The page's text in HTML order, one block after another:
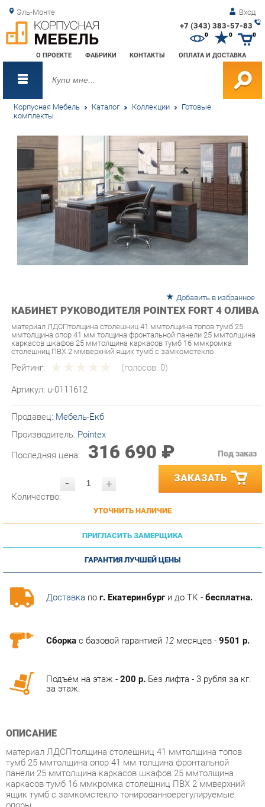
Эль-Монте Вход
+7 (343) 383-57-83
О ПРОЕКТЕ ФАБРИКИ КОНТАКТЫ ОПЛАТА И ДОСТАВКА
0 0
Корпусная Мебель Каталог Коллекции Готовые
комплекты
КАБИНЕТ РУКОВОДИТЕЛЯ POINTEX FORT 4 ОЛИВА
материал ЛДСПтолщина столешниц 41 ммтолщина топов тумб 25
ммтолщина опор 41 мм толщина фронтальной панели 25 ммтолщина
каркасов шкафов 25 ммтолщина каркасов тумб 16 ммкромка
столешниц ПВХ 2 ммверхний ящик тумб с замкомстекло
Рейтинг: (голосов:0)
Артикул: u-0111612
Производитель:Pointex
Последняя цена: 316 690 ₽
- ЗАКАЗАТЬ
УТОЧНИТЬ НАЛИЧИЕ
ПРИГЛАСИТЬ ЗАМЕРЩИКА
ГАРАНТИЯ ЛУЧШЕЙ ЦЕНЫ
Доставкапог. Екатеринбурги до ТК -бесплатна.
тумб 25 ммтолщина опор 41 мм толщина фронтальной
каркасов тумб 16 ммкромка столешниц ПВХ 2 ммверхний
ящик тумб с замкомстекло тонированноерегулируемые
опоры
Условия покупки